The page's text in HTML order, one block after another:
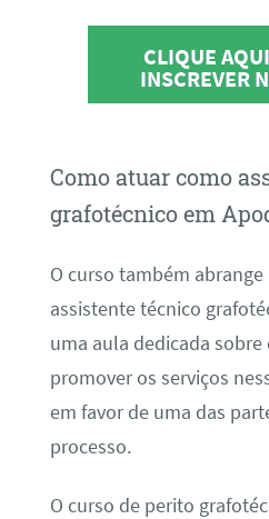
CLIQUE
INSCREVER
Como atuar como
grafotécnico em
O curso também
assistente técnico
uma aula dedicada sobre
promover os serviços
em favor de uma das
processo.
O curso de perito